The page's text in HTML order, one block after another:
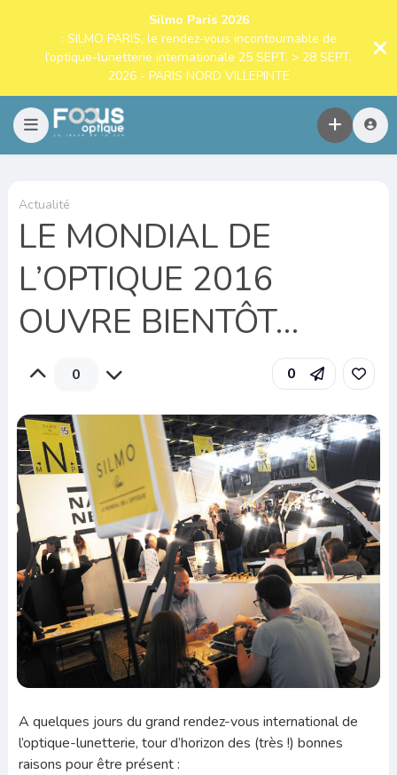
Silmo Paris 2026
: SILMO PARIS, le rendez-vous incontournable de
l’optique-lunetterie internationale 25 SEPT. > 28 SEPT.
2026 - PARIS NORD VILLEPINTE
Actualité
LE MONDIAL DE
L’OPTIQUE 2016
OUVRE BIENTÔT…
0 0
A quelques jours du grand rendez-vous international de
l’optique-lunetterie, tour d’horizon des (très !) bonnes
raisons pour être présent :